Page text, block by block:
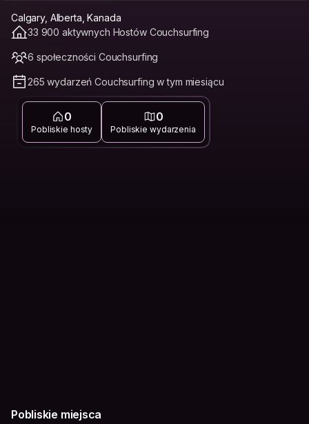
Calgary, Alberta, Kanada
33 900 aktywnych Hostów Couchsurfing
6 społeczności Couchsurfing
265 wydarzeń Couchsurfing w tym miesiącu
0
Pobliskie hosty
0
Pobliskie wydarzenia
Pobliskie miejsca